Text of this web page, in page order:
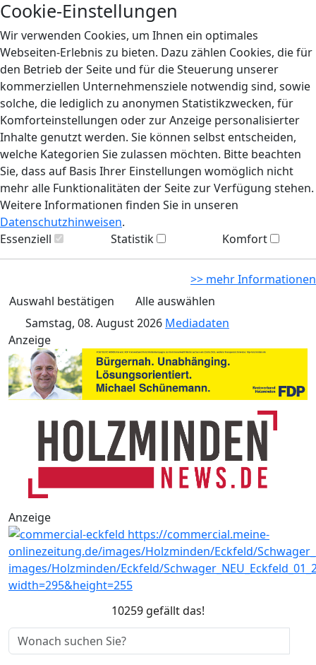
Cookie-Einstellungen
Wir verwenden Cookies, um Ihnen ein optimales
Webseiten-Erlebnis zu bieten. Dazu zählen Cookies, die für
den Betrieb der Seite und für die Steuerung unserer
kommerziellen Unternehmensziele notwendig sind, sowie
solche, die lediglich zu anonymen Statistikzwecken, für
Komforteinstellungen oder zur Anzeige personalisierter
Inhalte genutzt werden. Sie können selbst entscheiden,
welche Kategorien Sie zulassen möchten. Bitte beachten
Sie, dass auf Basis Ihrer Einstellungen womöglich nicht
mehr alle Funktionalitäten der Seite zur Verfügung stehen.
Weitere Informationen finden Sie in unseren
Datenschutzhinweisen.
Essenziell
Statistik Komfort
>> mehr Informationen
Auswahl bestätigen
Alle auswählen
Samstag, 08. August 2026 Mediadaten
Anzeige
Anzeige
10259 gefällt das!